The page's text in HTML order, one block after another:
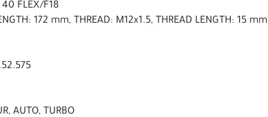
40 FLEX/F18
172 mm, THREAD: M12x1.5, THREAD LENGTH: 15 mm
AUTO, TURBO